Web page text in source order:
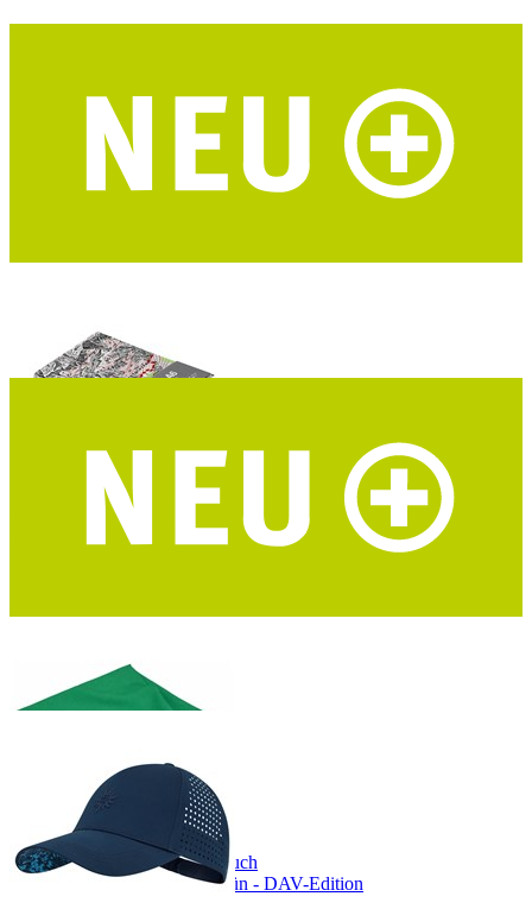
I LIKE PAPER Notizbuch A6 Alpenvereinskarten
DIN A6 - Upcycling - DAV Mapcycling Collection
COCOON Mikrofaser Handtuch
Größe L - ultraleicht - waldgrün - DAV-Edition